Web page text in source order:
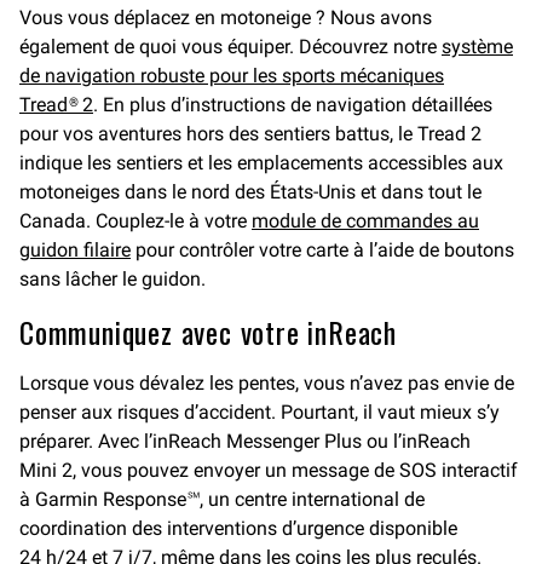
Vous vous déplacez en motoneige ? Nous avons
également de quoi vous équiper. Découvrez notre système
de navigation robuste pour les sports mécaniques
Tread® 2. En plus d’instructions de navigation détaillées
pour vos aventures hors des sentiers battus, le Tread 2
indique les sentiers et les emplacements accessibles aux
motoneiges dans le nord des États-Unis et dans tout le
Canada. Couplez-le à votre module de commandes au
guidon filaire pour contrôler votre carte à l’aide de boutons
sans lâcher le guidon.
Communiquez avec votre inReach
Lorsque vous dévalez les pentes, vous n’avez pas envie de
penser aux risques d’accident. Pourtant, il vaut mieux s’y
préparer. Avec l’inReach Messenger Plus ou l’inReach
Mini 2, vous pouvez envoyer un message de SOS interactif
à Garmin Response℠, un centre international de
coordination des interventions d’urgence disponible
24 h/24 et 7 j/7, même dans les coins les plus reculés.